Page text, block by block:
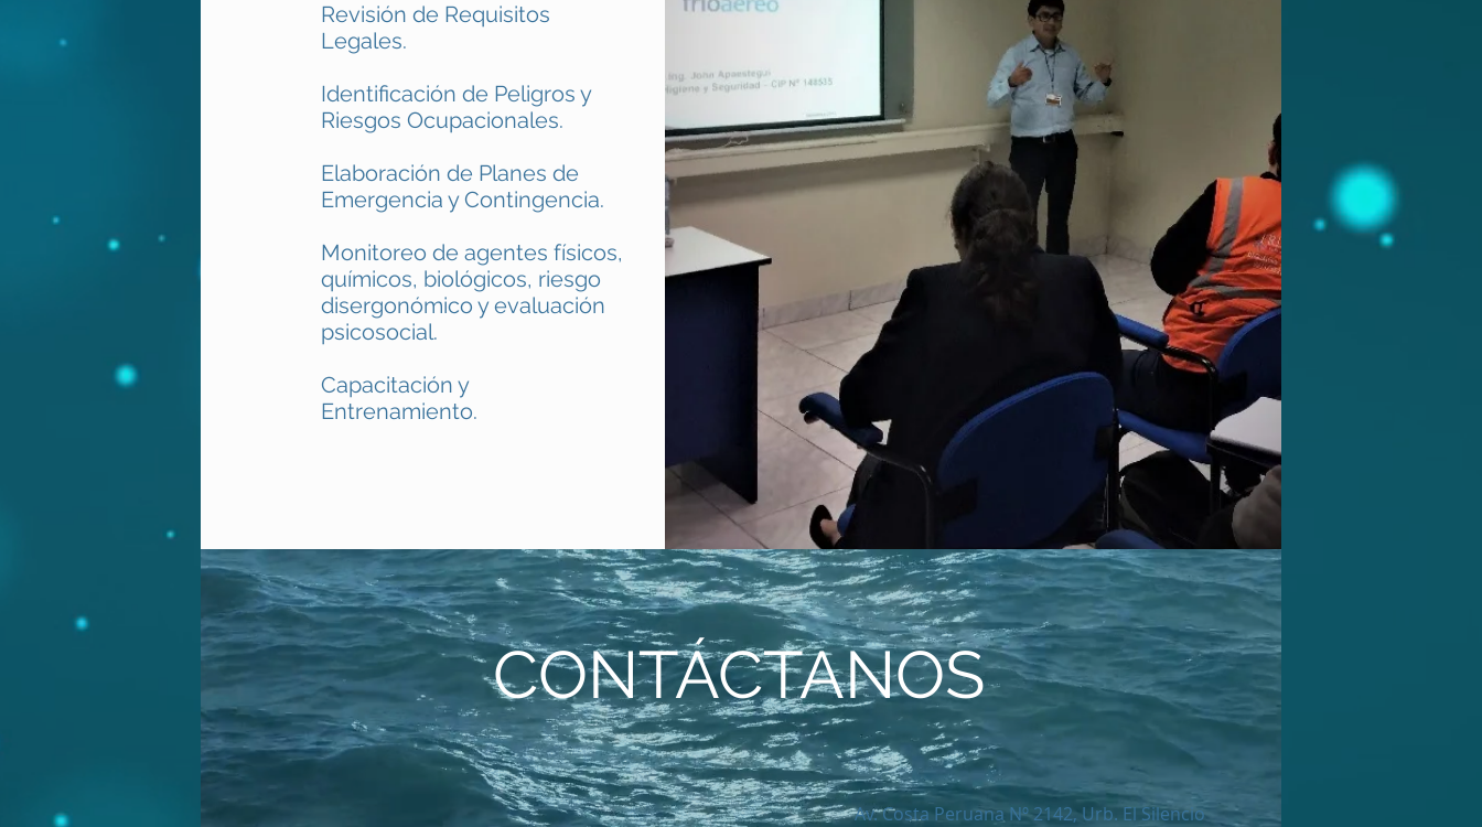
Revisión de Requisitos
Legales.
Identificación de Peligros y
Riesgos Ocupacionales.
Elaboración de Planes de
Emergencia y Contingencia.
Monitoreo de agentes físicos,
químicos, biológicos, riesgo
disergonómico y evaluación
psicosocial.
Capacitación y
Entrenamiento.
CONTÁCTANOS
Av. Costa Peruana Nº 2142, Urb. El Silencio